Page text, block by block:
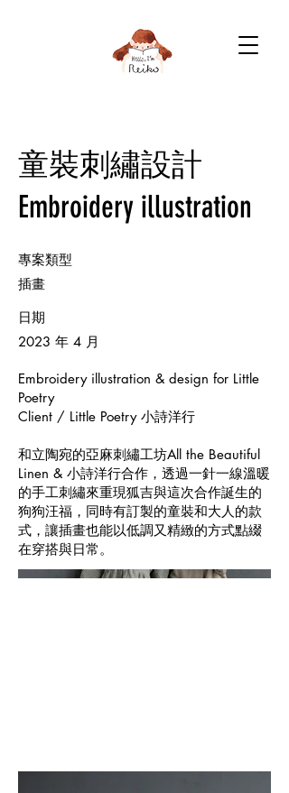
童裝刺繡設計
Embroidery illustration
專案類型
插畫
日期
2023 年 4 月
Embroidery illustration & design for Little
Poetry
Client / Little Poetry 小詩洋行
和立陶宛的亞麻刺繡工坊All the Beautiful
Linen & 小詩洋行合作，透過一針一線溫暖
的手工刺繡來重現狐吉與這次合作誕生的
狗狗汪福，同時有訂製的童裝和大人的款
式，讓插畫也能以低調又精緻的方式點綴
在穿搭與日常。